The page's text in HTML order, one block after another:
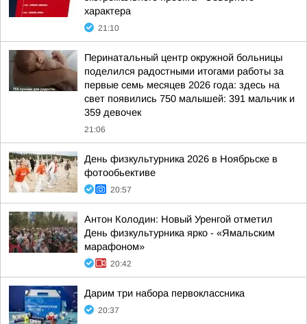
характера
21:10
Перинатальный центр окружной больницы
поделился радостными итогами работы за
первые семь месяцев 2026 года: здесь на
свет появились 750 малышей: 391 мальчик и
359 девочек
21:06
День физкультурника 2026 в Ноябрьске в
фотообьективе
20:57
Антон Колодин: Новый Уренгой отметил
День физкультурника ярко - «Ямальским
марафоном»
20:42
Дарим три набора первоклассника
20:37